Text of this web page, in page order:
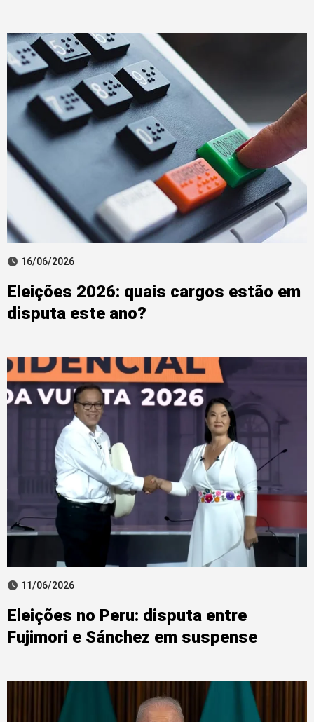
16/06/2026
Eleições 2026: quais cargos estão em
disputa este ano?
11/06/2026
Eleições no Peru: disputa entre
Fujimori e Sánchez em suspense